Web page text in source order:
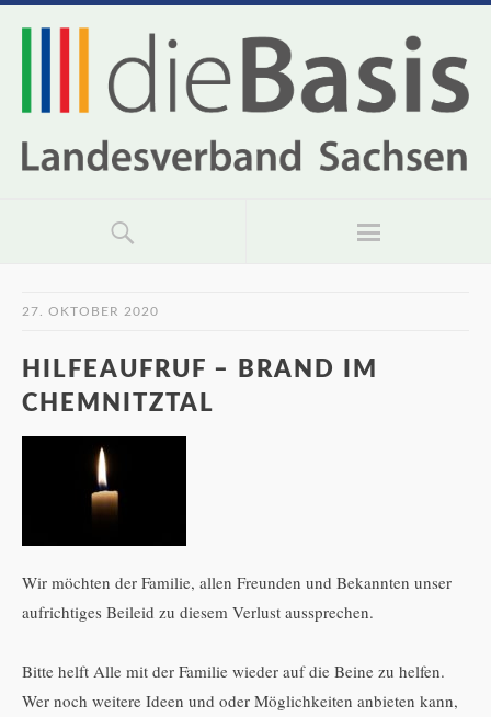
27. OKTOBER 2020
HILFEAUFRUF – BRAND IM
CHEMNITZTAL
Wir möchten der Familie, allen Freunden und Bekannten unser
aufrichtiges Beileid zu diesem Verlust aussprechen.
Bitte helft Alle mit der Familie wieder auf die Beine zu helfen.
Wer noch weitere Ideen und oder Möglichkeiten anbieten kann,